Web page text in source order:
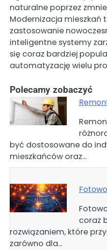
naturalne poprzez
Modernizacja mieszkań
zastosowanie
inteligentne systemy
się coraz bardziej
automatyzację wielu
Polecamy zobaczyć
być dostosowane do
mieszkańców oraz…
coraz
rozwiązaniem, które
zarówno dla…
Nawigacja